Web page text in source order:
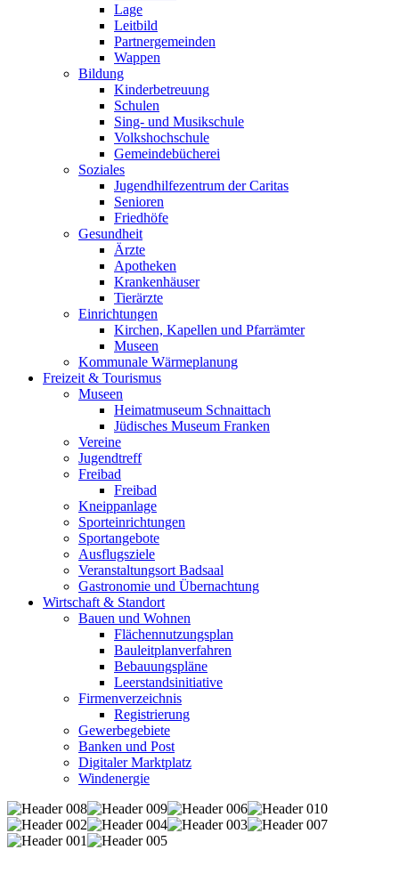
Lage
Leitbild
Partnergemeinden
Wappen
Bildung
Kinderbetreuung
Schulen
Sing- und Musikschule
Volkshochschule
Gemeindebücherei
Soziales
Jugendhilfezentrum der Caritas
Senioren
Friedhöfe
Gesundheit
Ärzte
Apotheken
Krankenhäuser
Tierärzte
Einrichtungen
Kirchen, Kapellen und Pfarrämter
Museen
Kommunale Wärmeplanung
Freizeit & Tourismus
Museen
Heimatmuseum Schnaittach
Jüdisches Museum Franken
Vereine
Jugendtreff
Freibad
Freibad
Kneippanlage
Sporteinrichtungen
Sportangebote
Ausflugsziele
Veranstaltungsort Badsaal
Gastronomie und Übernachtung
Wirtschaft & Standort
Bauen und Wohnen
Flächennutzungsplan
Bauleitplanverfahren
Bebauungspläne
Leerstandsinitiative
Firmenverzeichnis
Registrierung
Gewerbegebiete
Banken und Post
Digitaler Marktplatz
Windenergie